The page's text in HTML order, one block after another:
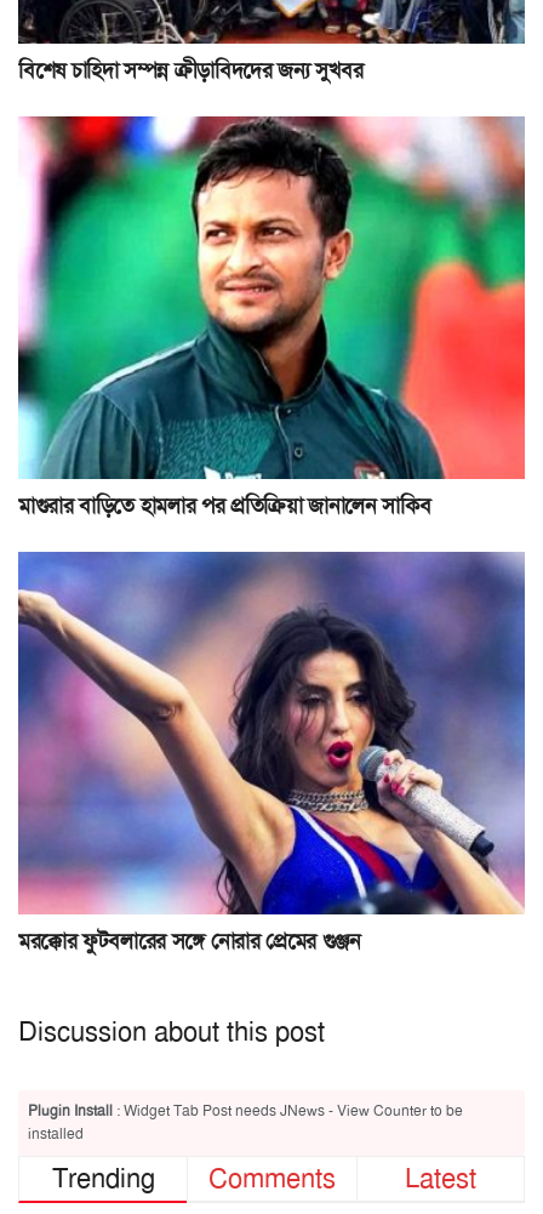
বিশেষ চাহিদা সম্পন্ন ক্রীড়াবিদদের জন্য সুখবর
মাগুরার বাড়িতে হামলার পর প্রতিক্রিয়া জানালেন সাকিব
মরক্কোর ফুটবলারের সঙ্গে নোরার প্রেমের গুঞ্জন
Discussion about this post
Plugin Install : Widget Tab Post needs JNews - View Counter to be
installed
Trending Comments Latest